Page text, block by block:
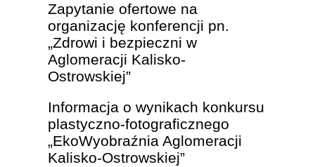
Zapytanie ofertowe na
organizację konferencji pn.
„Zdrowi i bezpieczni w
Aglomeracji Kalisko-
Ostrowskiej”
Informacja o wynikach konkursu
plastyczno-fotograficznego
„EkoWyobraźnia Aglomeracji
Kalisko-Ostrowskiej”